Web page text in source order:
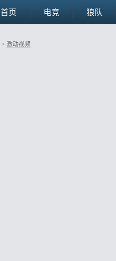
首页 电竞 狼队
> 激动视频